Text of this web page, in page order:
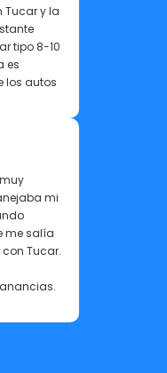
Tucar y la
tipo 8-10
es
los autos
mi
me salía
Tucar.